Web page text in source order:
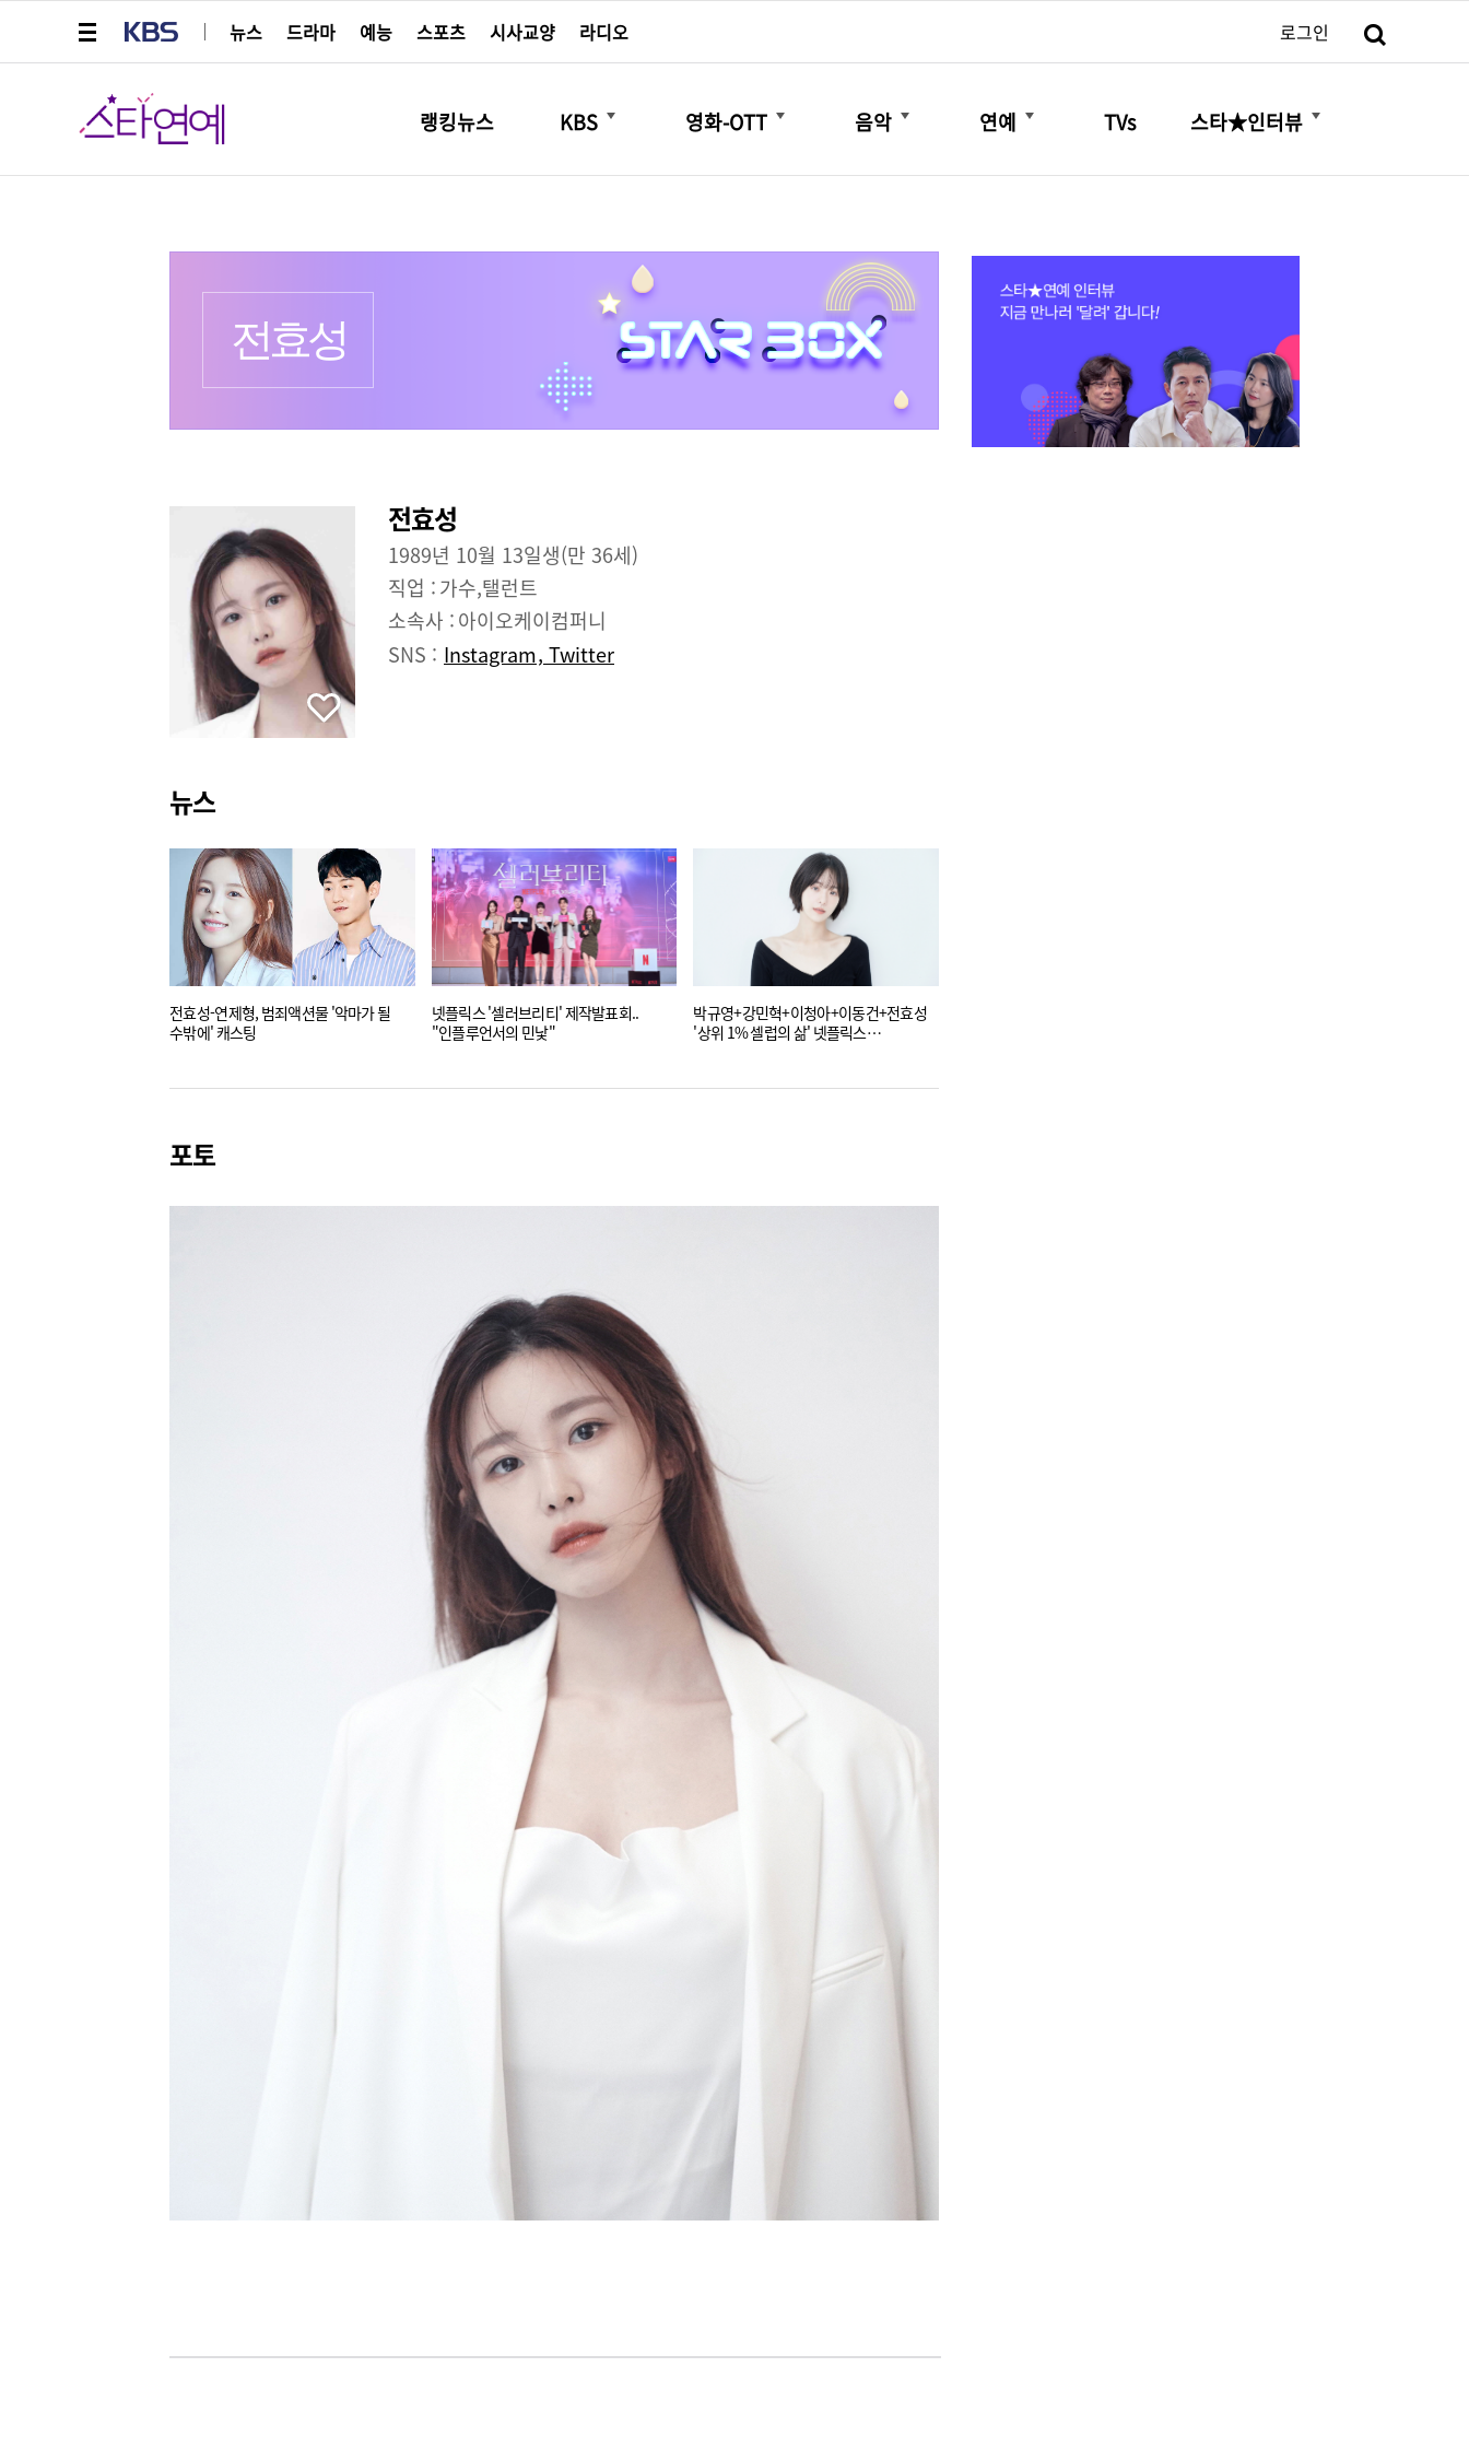
뉴스
드라마 예능 스포츠 시사교양 라디오 로그인
스타연예
랭킹뉴스 KBS
더보기
영화-OTT
더보기
음악
더보기
연예
더보기
TVs 스타★인터뷰
더보기
전효성
프로필
전효성
출생 :
1989년 10월 13일생(만 36세)
직업 :가수,탤런트
소속사 :아이오케이컴퍼니
SNS : Instagram Twitter
뉴스
전효성-연제형, 범죄액션물 '악마가 될
수밖에' 캐스팅
넷플릭스 '셀러브리티' 제작발표회..
"인플루언서의 민낯"
박규영+강민혁+이청아+이동건+전효성
'상위 1% 셀럽의 삶' 넷플릭스
포토